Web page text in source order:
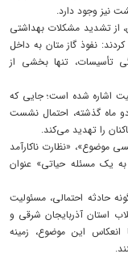
نیز وجود دارد.
از تشدید مشکلات بهداشتی
نفوذ گاز متان به داخل
تأسیسات، تنها بخشی از
اشاره شده است؛ جایی که
ماه گذشته، احتمال نشست
را تهدید می‌کند.
موضوع»، «نظارت ناکارآمد
به یک مسئله حیاتی» عنوان
حادثه احتمالی، مسئولیت
استان آذربایجان شرقی و
انعکاس این موضوع، زمینه